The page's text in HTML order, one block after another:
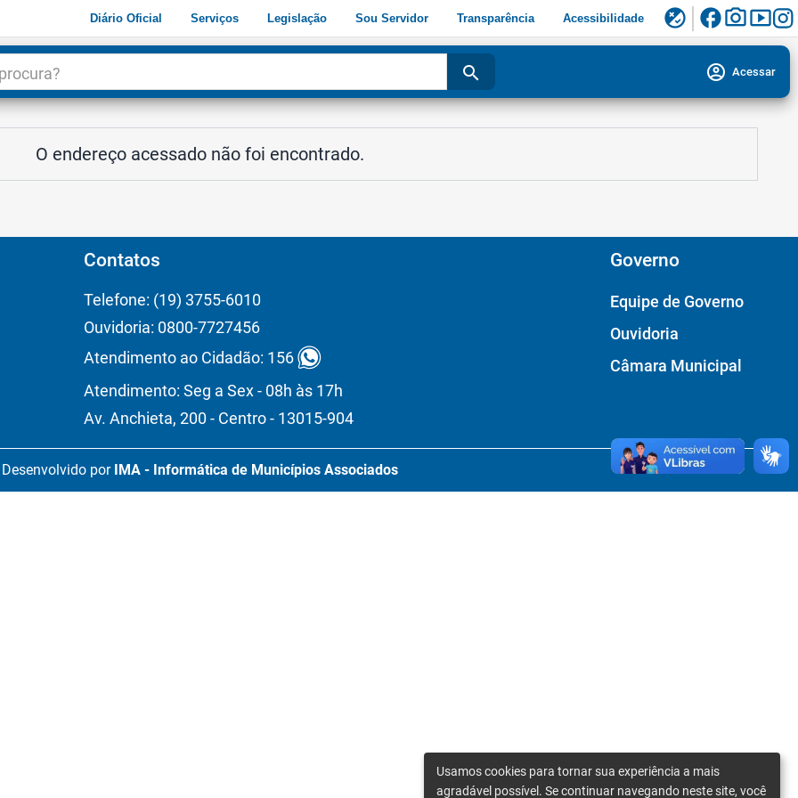
Diário Oficial Serviços Legislação Sou Servidor Transparência Acessibilidade flaky facebookphoto_camerasmart_display
search account_circle Acessar
O endereço acessado não foi encontrado.
Contatos
Telefone: (19) 3755-6010
Ouvidoria: 0800-7727456
Atendimento ao Cidadão: 156
Atendimento: Seg a Sex - 08h às 17h
Av. Anchieta, 200 - Centro - 13015-904
Governo
Equipe de Governo
Ouvidoria
Câmara Municipal
Desenvolvido por IMA - Informática de Municípios Associados
Usamos cookies para tornar sua experiência a mais
agradável possível. Se continuar navegando neste site, você